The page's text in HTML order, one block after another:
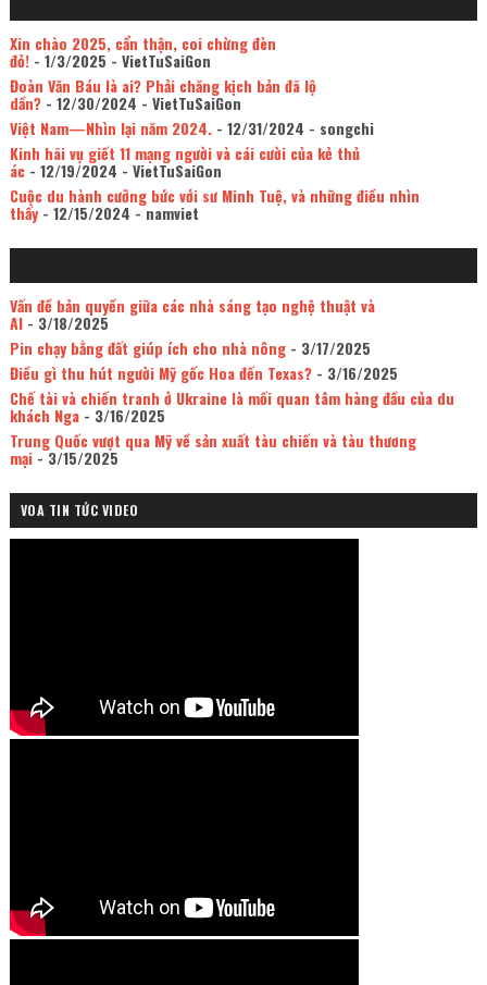
Xin chào 2025, cẩn thận, coi chừng đèn
đỏ!- 1/3/2025 - VietTuSaiGon
Đoàn Văn Báu là ai? Phải chăng kịch bản đã lộ
dần?- 12/30/2024 - VietTuSaiGon
Việt Nam—Nhìn lại năm 2024.- 12/31/2024 - songchi
Kinh hãi vụ giết 11 mạng người và cái cười của kẻ thủ
ác- 12/19/2024 - VietTuSaiGon
Cuộc du hành cưỡng bức với sư Minh Tuệ, và những điều nhìn
thấy- 12/15/2024 - namviet
Vấn đề bản quyền giữa các nhà sáng tạo nghệ thuật và
AI- 3/18/2025
Pin chạy bằng đất giúp ích cho nhà nông- 3/17/2025
Điều gì thu hút người Mỹ gốc Hoa đến Texas?- 3/16/2025
Chế tài và chiến tranh ở Ukraine là mối quan tâm hàng đầu của du
khách Nga- 3/16/2025
Trung Quốc vượt qua Mỹ về sản xuất tàu chiến và tàu thương
mại- 3/15/2025
VOA TIN TỨC VIDEO